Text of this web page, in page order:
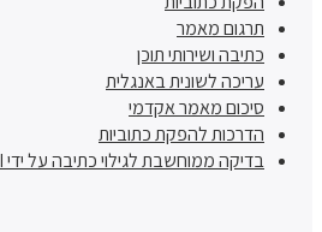
תרגום מאמר
כתיבה ושירותי תוכן
עריכה לשונית באנגלית
סיכום מאמר אקדמי
הדרכות להפקת כתוביות
בדיקה ממוחשבת לגילוי כתיבה על ידי AI